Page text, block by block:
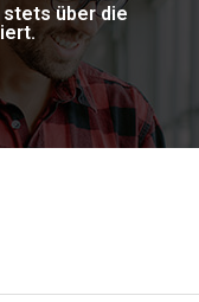
stets über die